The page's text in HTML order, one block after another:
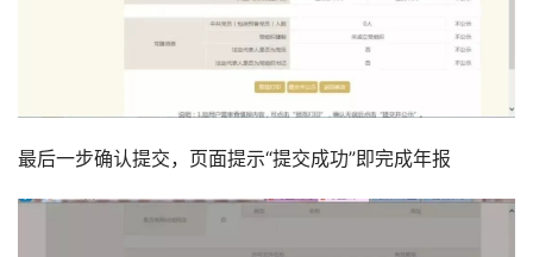
最后一步确认提交，页面提示“提交成功”即完成年报